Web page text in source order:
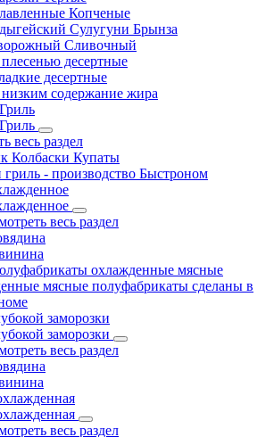
Копченые
Сулугуни Брынза
Сливочный
десертные
десертные
содержание жира
весь раздел
Колбаски Купаты
гриль - производство Быстроном
весь раздел
охлажденные мясные
мясные полуфабрикаты сделаны в
заморозки
заморозки
весь раздел
весь раздел